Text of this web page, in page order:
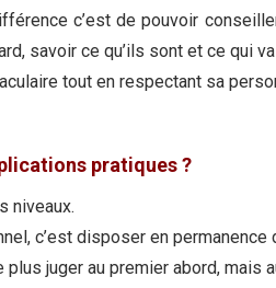
c’est de pouvoir
savoir ce qu’ils sont et ce qui
tout en respectant sa
pratiques ?
niveaux.
c’est disposer en permanence
plus juger au premier abord,